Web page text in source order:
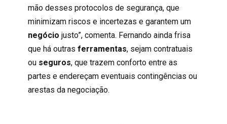
mão desses protocolos de segurança, que
minimizam riscos e incertezas e garantem um
negócio justo”, comenta. Fernando ainda frisa
que há outras ferramentas, sejam contratuais
ou seguros, que trazem conforto entre as
partes e endereçam eventuais contingências ou
arestas da negociação.